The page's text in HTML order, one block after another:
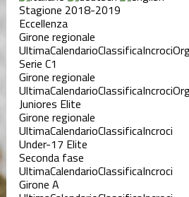
Stagione 2018-2019
Eccellenza
Girone regionale
UltimaCalendarioClassificaIncroci
Serie C1
Girone regionale
UltimaCalendarioClassificaIncroci
Juniores Elite
Girone regionale
UltimaCalendarioClassificaIncroci
Under-17 Elite
Seconda fase
UltimaCalendarioClassificaIncroci
Girone A